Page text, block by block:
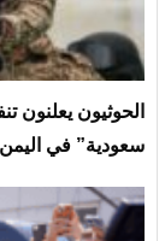
الحوثيون
سعودية” في اليمن